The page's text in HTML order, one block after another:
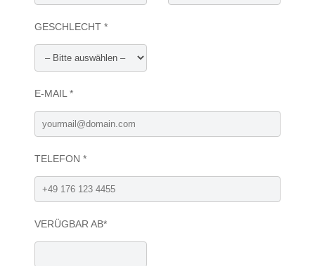
GESCHLECHT *
E-MAIL *
TELEFON *
VERÜGBAR AB*